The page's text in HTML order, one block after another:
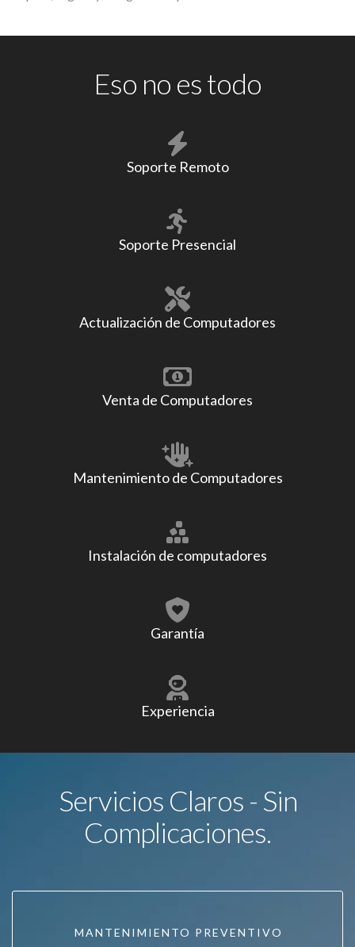
Eso no es todo
Soporte Remoto
Soporte Presencial
Actualización de Computadores
Venta de Computadores
Mantenimiento de Computadores
Instalación de computadores
Garantía
Experiencia
Servicios Claros - Sin
Complicaciones.
MANTENIMIENTO PREVENTIVO